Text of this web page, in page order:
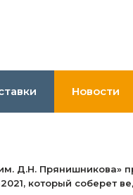
Новости
Д.Н. Прянишникова»
который соберет